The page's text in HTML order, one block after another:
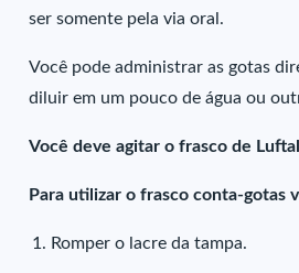
ser somente pela via oral.
Você pode administrar as gotas
diluir em um pouco de água ou
Você deve agitar o frasco de
Para utilizar o frasco conta-gotas
Romper o lacre da tampa.